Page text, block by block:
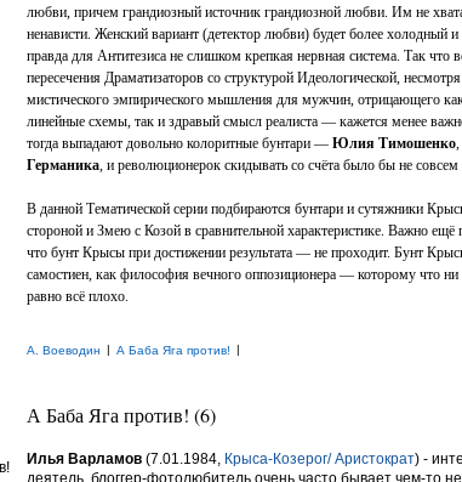
любви, причем грандиозный источник грандиозной любви. Им не
ненависти. Женский вариант (детектор любви) будет более холодный
правда для Антитезиса не слишком крепкая нервная система. Так что
пересечения Драматизаторов со структурой Идеологической,
мистического эмпирического мышления для мужчин, отрицающего
линейные схемы, так и здравый смысл реалиста — кажется менее
тогда выпадают довольно колоритные бунтари — Юлия Тимошенко,
Германика, и революционерок скидывать со счёта было бы не совсем
В данной Тематической серии подбираются бунтари и сутяжники
стороной и Змею с Козой в сравнительной характеристике. Важно ещё
что бунт Крысы при достижении результата — не проходит. Бунт
самостиен, как философия вечного оппозиционера — которому что ни
равно всё плохо.
А. Воеводин | А Баба Яга против! |
А Баба Яга против! (6)
Илья Варламов (7.01.1984, Крыса-Козерог/ Аристократ) -
деятель, блоггер-фотолюбитель очень часто бывает чем-то